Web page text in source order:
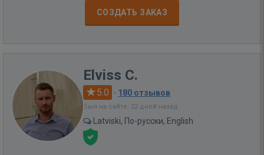
СОЗДАТЬ ЗАКАЗ
Elviss C.
5.0 · 180 отзывов
Был на сайте: 22 дней назад
Latviski, По-русски, English